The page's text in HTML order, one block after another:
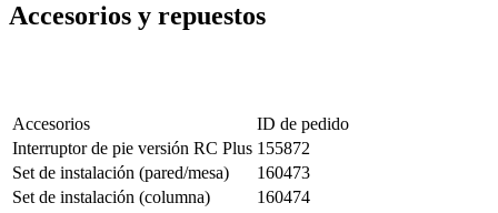
Accesorios y repuestos
Accesorios
ID de pedido
Interruptor de pie versión RC Plus 155872
Set de instalación (pared/mesa)
160473
Set de instalación (columna)
160474